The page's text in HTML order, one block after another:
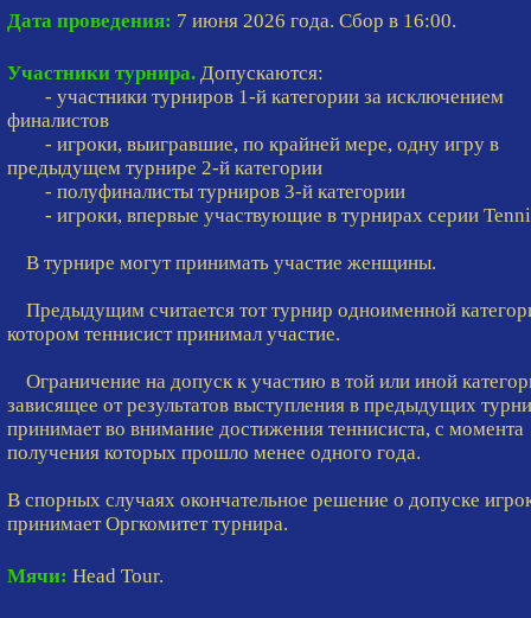
Дата проведения: 7 июня 2026 года. Сбор в 16:00.
Участники турнира. Допускаются:
- участники турниров 1-й категории за исключением
финалистов
- игроки, выигравшие, по крайней мере, одну игру в
предыдущем турнире 2-й категории
- полуфиналисты турниров 3-й категории
- игроки, впервые участвующие в турнирах серии
В турнире могут принимать участие женщины.
Предыдущим считается тот турнир одноименной
котором теннисист принимал участие.
Ограничение на допуск к участию в той или иной
зависящее от результатов выступления в предыдущих
принимает во внимание достижения теннисиста, с момента
получения которых прошло менее одного года.
В спорных случаях окончательное решение о допуске
принимает Оргкомитет турнира.
Мячи: Head Tour.